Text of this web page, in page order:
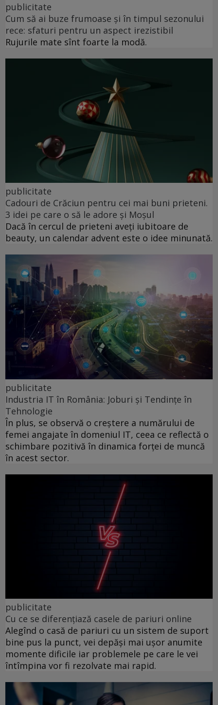
publicitate
Cum să ai buze frumoase şi în timpul sezonului
rece: sfaturi pentru un aspect irezistibil
Rujurile mate sînt foarte la modă.
publicitate
Cadouri de Crăciun pentru cei mai buni prieteni.
3 idei pe care o să le adore și Moșul
Dacă în cercul de prieteni aveți iubitoare de
beauty, un calendar advent este o idee minunată.
publicitate
Industria IT în România: Joburi și Tendințe în
Tehnologie
În plus, se observă o creștere a numărului de
femei angajate în domeniul IT, ceea ce reflectă o
schimbare pozitivă în dinamica forței de muncă
în acest sector.
publicitate
Cu ce se diferențiază casele de pariuri online
Alegînd o casă de pariuri cu un sistem de suport
bine pus la punct, vei depăși mai ușor anumite
momente dificile iar problemele pe care le vei
întîmpina vor fi rezolvate mai rapid.